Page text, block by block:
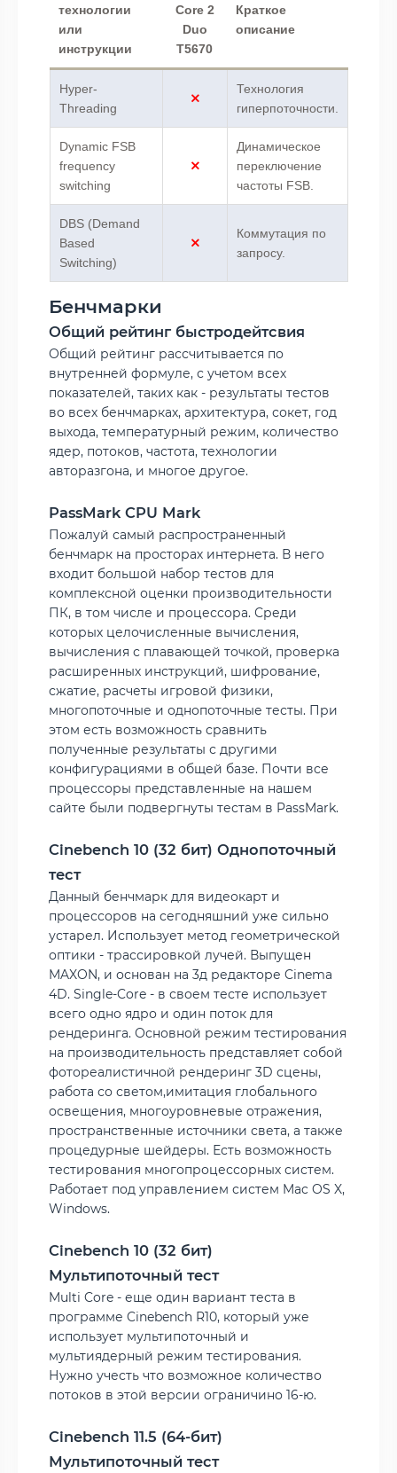
технологии
или
инструкции
Core 2
Duo
T5670
Краткое
описание
Hyper-
Threading
Технология
гиперпоточности.
Dynamic FSB
frequency
switching
Динамическое
переключение
частоты FSB.
DBS (Demand
Based
Switching)
Коммутация по
запросу.
Бенчмарки
Общий рейтинг быстродейтсвия
Общий рейтинг рассчитывается по
внутренней формуле, с учетом всех
показателей, таких как - результаты тестов
во всех бенчмарках, архитектура, сокет, год
выхода, температурный режим, количество
ядер, потоков, частота, технологии
авторазгона, и многое другое.
PassMark CPU Mark
Пожалуй самый распространенный
бенчмарк на просторах интернета. В него
входит большой набор тестов для
комплексной оценки производительности
ПК, в том числе и процессора. Среди
которых целочисленные вычисления,
вычисления с плавающей точкой, проверка
расширенных инструкций, шифрование,
сжатие, расчеты игровой физики,
многопоточные и однопоточные тесты. При
этом есть возможность сравнить
полученные результаты с другими
конфигурациями в общей базе. Почти все
процессоры представленные на нашем
сайте были подвергнуты тестам в PassMark.
Cinebench 10 (32 бит) Однопоточный
тест
Данный бенчмарк для видеокарт и
процессоров на сегодняшний уже сильно
устарел. Использует метод геометрической
оптики - трассировкой лучей. Выпущен
MAXON, и основан на 3д редакторе Cinema
4D. Single-Core - в своем тесте использует
всего одно ядро и один поток для
рендеринга. Основной режим тестирования
на производительность представляет собой
фотореалистичной рендеринг 3D сцены,
работа со светом,имитация глобального
освещения, многоуровневые отражения,
пространственные источники света, а также
процедурные шейдеры. Есть возможность
тестирования многопроцессорных систем.
Работает под управлением систем Mac OS X,
Windows.
Cinebench 10 (32 бит)
Мультипоточный тест
Multi Core - еще один вариант теста в
программе Cinebench R10, который уже
использует мультипоточный и
мультиядерный режим тестирования.
Нужно учесть что возможное количество
потоков в этой версии ограничино 16-ю.
Cinebench 11.5 (64-бит)
Мультипоточный тест